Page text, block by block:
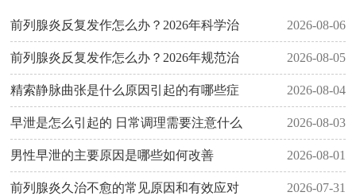
前列腺炎反复发作怎么办？2026年科学治 2026-08-06
前列腺炎反复发作怎么办？2026年规范治 2026-08-05
精索静脉曲张是什么原因引起的有哪些症 2026-08-04
早泄是怎么引起的 日常调理需要注意什么 2026-08-03
男性早泄的主要原因是哪些如何改善 2026-08-01
前列腺炎久治不愈的常见原因和有效应对 2026-07-31